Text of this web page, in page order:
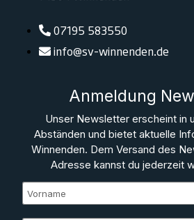
07195 583550
info@sv-winnenden.de
Anmeldung
Unser Newsletter erscheint in
Abständen und bietet aktuelle
Winnenden. Dem Versand des
Adresse kannst du jederzeit